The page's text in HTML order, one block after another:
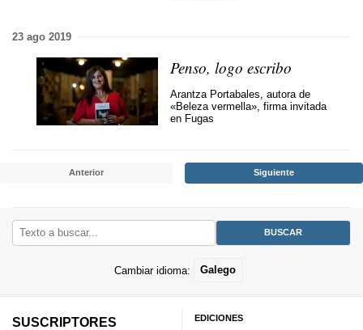
23 ago 2019
Penso, logo escribo
Arantza Portabales, autora de
«Beleza vermella», firma invitada
en Fugas
Anterior Siguiente
Cambiar idioma: Galego
SUSCRIPTORES
EDICIONES